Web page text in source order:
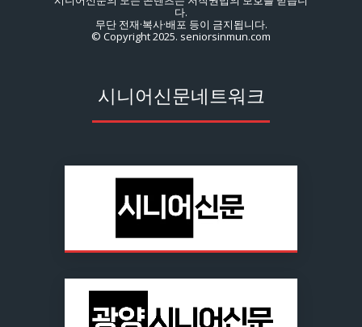
다.
무단 전재·복사·배포 등이 금지됩니다.
© Copyright 2025. seniorsinmun.com
시니어신문네트워크